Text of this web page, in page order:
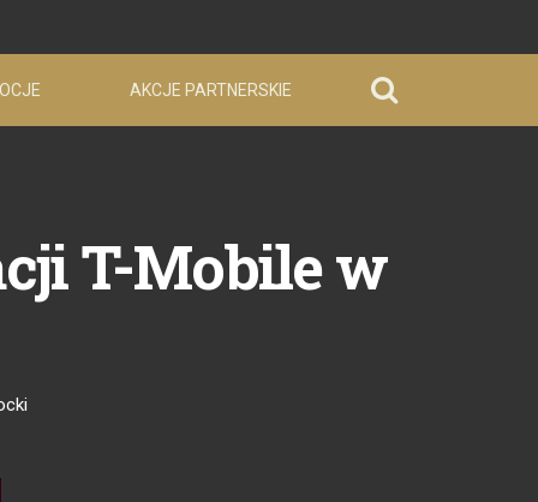
AKCJE PARTNERSKIE
T-Mobile w